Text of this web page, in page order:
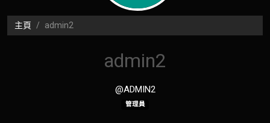
主頁 admin2
admin2
@ADMIN2
管理員